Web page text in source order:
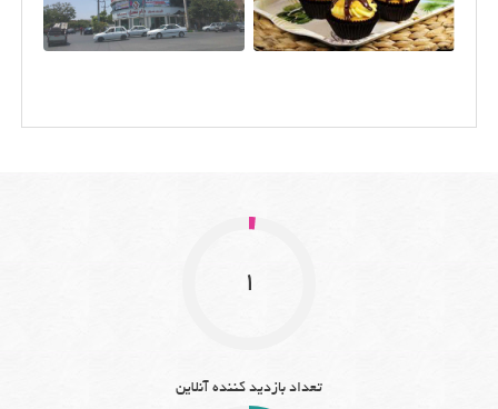
1
تعداد بازدید کننده آنلاین